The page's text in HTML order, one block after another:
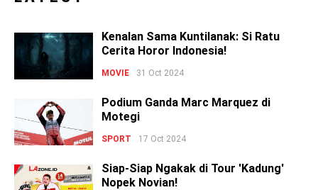
Kenalan Sama Kuntilanak: Si Ratu
Cerita Horor Indonesia!
MOVIE 31 Oct 2024
Podium Ganda Marc Marquez di
Motegi
SPORT 17 Oct 2024
Siap-Siap Ngakak di Tour 'Kadung'
Nopek Novian!